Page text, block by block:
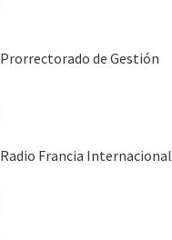
Prorrectorado de Gestión
Radio Francia Internacional